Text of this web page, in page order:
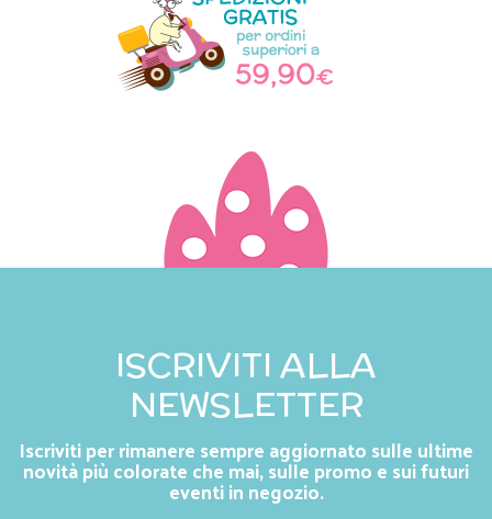
ISCRIVITI ALLA
NEWSLETTER
Iscriviti per rimanere sempre aggiornato sulle ultime
novità più colorate che mai, sulle promo e sui futuri
eventi in negozio.